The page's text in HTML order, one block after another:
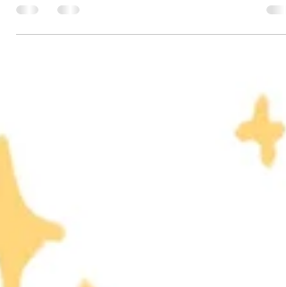
En juillet 2024, alors que j’habite à
New-York et que je suis enceinte de
balader sans autre but que celui de me
vider la tête et de me rendre là où
mes pas me portent. Je remonte Smith
Street à Brooklyn, en direction
d’Atlantic Avenue, pour bifurquer à
l’ouest et rejoindre les Piers, regarder
la ville en face, les tours comme
plantées dans la rivière. J’entre dans